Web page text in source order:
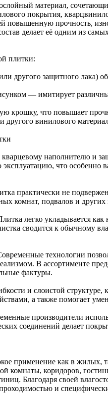
материал,
покрытия,
повышенную прочность,
делает её одним из
плитки:
другого защитного лака)
— имитирует
крошку, что повышает
винилового
кварцевому наполнителю и
что особенно
практически не
комнат, подвалов и
легко укладывается как
сводится к обычному
технологии
В ассортименте
фактуры.
и слоистой структуре,
а также помогает
производители
соединений делает
применение как в жилых,
комнаты, коридоров,
Благодаря своей
и